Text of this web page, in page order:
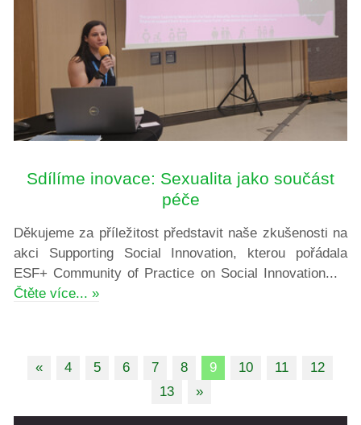
Sdílíme inovace: Sexualita jako součást
péče
Děkujeme za příležitost představit naše zkušenosti na
akci Supporting Social Innovation, kterou pořádala
ESF+ Community of Practice on Social Innovation...
Čtěte více... »
« 4 5 6 7 8 9 10 11
12
13
»